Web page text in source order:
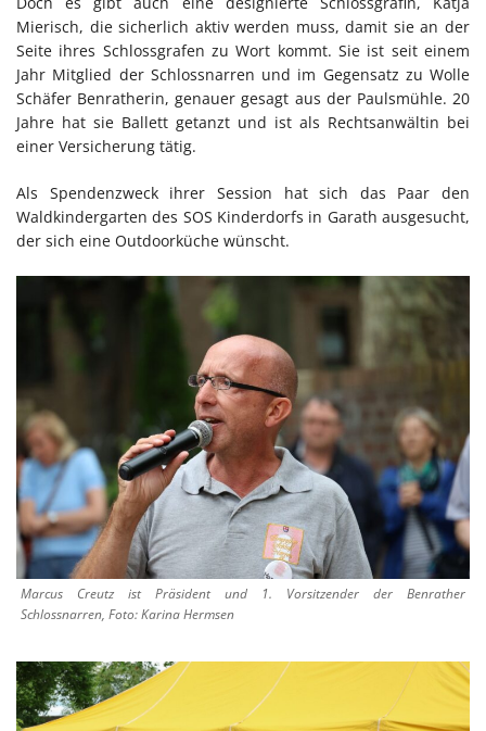
Mierisch, die sicherlich aktiv werden muss, damit sie an der
Seite ihres Schlossgrafen zu Wort kommt. Sie ist seit einem
Jahr Mitglied der Schlossnarren und im Gegensatz zu Wolle
Schäfer Benratherin, genauer gesagt aus der Paulsmühle. 20
Jahre hat sie Ballett getanzt und ist als Rechtsanwältin bei
einer Versicherung tätig.
Als Spendenzweck ihrer Session hat sich das Paar den
Waldkindergarten des SOS Kinderdorfs in Garath ausgesucht,
der sich eine Outdoorküche wünscht.
Marcus Creutz ist Präsident und 1. Vorsitzender der Benrather
Schlossnarren, Foto: Karina Hermsen